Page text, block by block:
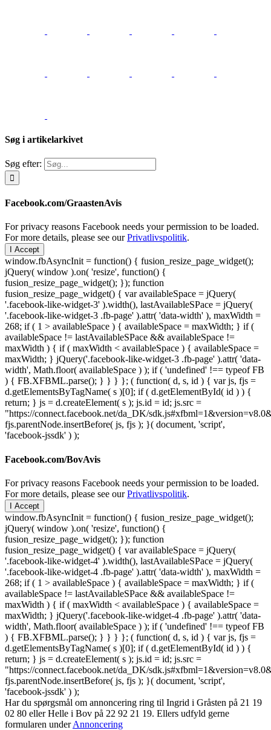
Søg i artikelarkivet
Søg efter:
Facebook.com/GraastenAvis
For privacy reasons Facebook needs your permission to be loaded.
For more details, please see ourPrivatlivspolitik.
I Accept
window.fbAsyncInit = function() { fusion_resize_page_widget();
jQuery( window ).on( 'resize', function() {
fusion_resize_page_widget(); }); function
fusion_resize_page_widget() { var availableSpace = jQuery(
'.facebook-like-widget-3' ).width(), lastAvailableSPace = jQuery(
'.facebook-like-widget-3 .fb-page' ).attr( 'data-width' ), maxWidth =
268; if ( 1 > availableSpace ) { availableSpace = maxWidth; } if (
availableSpace != lastAvailableSPace && availableSpace !=
maxWidth ) { if ( maxWidth < availableSpace ) { availableSpace =
maxWidth; } jQuery('.facebook-like-widget-3 .fb-page' ).attr( 'data-
width', Math.floor( availableSpace ) ); if ( 'undefined' !== typeof FB
) { FB.XFBML.parse(); } } } }; ( function( d, s, id ) { var js, fjs =
d.getElementsByTagName( s )[0]; if ( d.getElementById( id ) ) {
return; } js = d.createElement( s ); js.id = id; js.src =
"https://connect.facebook.net/da_DK/
fjs.parentNode.insertBefore( js, fjs ); }( document, 'script',
'facebook-jssdk' ) );
Facebook.com/BovAvis
For privacy reasons Facebook needs your permission to be loaded.
For more details, please see ourPrivatlivspolitik.
I Accept
window.fbAsyncInit = function() { fusion_resize_page_widget();
jQuery( window ).on( 'resize', function() {
fusion_resize_page_widget(); }); function
fusion_resize_page_widget() { var availableSpace = jQuery(
'.facebook-like-widget-4' ).width(), lastAvailableSPace = jQuery(
'.facebook-like-widget-4 .fb-page' ).attr( 'data-width' ), maxWidth =
268; if ( 1 > availableSpace ) { availableSpace = maxWidth; } if (
availableSpace != lastAvailableSPace && availableSpace !=
maxWidth ) { if ( maxWidth < availableSpace ) { availableSpace =
maxWidth; } jQuery('.facebook-like-widget-4 .fb-page' ).attr( 'data-
width', Math.floor( availableSpace ) ); if ( 'undefined' !== typeof FB
) { FB.XFBML.parse(); } } } }; ( function( d, s, id ) { var js, fjs =
d.getElementsByTagName( s )[0]; if ( d.getElementById( id ) ) {
return; } js = d.createElement( s ); js.id = id; js.src =
"https://connect.facebook.net/da_DK/
fjs.parentNode.insertBefore( js, fjs ); }( document, 'script',
'facebook-jssdk' ) );
Har du spørgsmål om annoncering ring til Ingrid i Gråsten på 21 19
02 80 ‬eller Helle i Bov på 22 92 21 19‬. Ellers udfyld gerne
formularen underAnnoncering